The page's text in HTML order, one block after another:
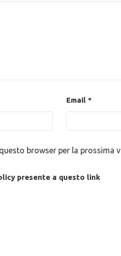
Email *
browser per la prossima
presente a questo link